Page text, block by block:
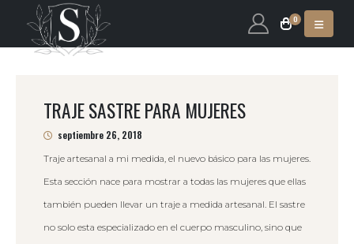
0
TRAJE SASTRE PARA MUJERES
septiembre 26, 2018
Traje artesanal a mi medida, el nuevo básico para las mujeres.
Esta sección nace para mostrar a todas las mujeres que ellas
también pueden llevar un traje a medida artesanal. El sastre
no solo esta especializado en el cuerpo masculino, sino que